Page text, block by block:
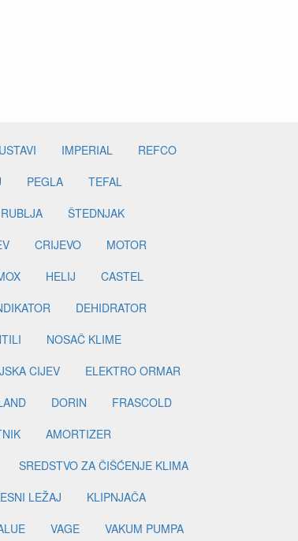
IMPERIAL
REFCO
PEGLA
TEFAL
ŠTEDNJAK
CRIJEVO
MOTOR
HELIJ
CASTEL
DEHIDRATOR
NOSAČ KLIME
CIJEV
ELEKTRO ORMAR
DORIN
FRASCOLD
AMORTIZER
SREDSTVO ZA ČIŠĆENJE KLIMA
LEŽAJ
KLIPNJAČA
VAGE
VAKUM PUMPA